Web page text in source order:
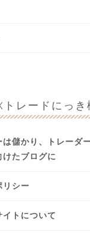
トレードにっき
は儲かり、トレーダ
けたブログに
リシー
トについて